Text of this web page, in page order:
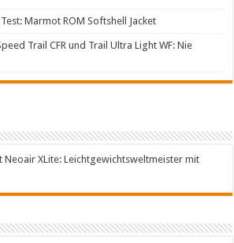
Marmot ROM Softshell Jacket
Trail CFR und Trail Ultra Light WF: Nie
Neoair XLite: Leichtgewichtsweltmeister mit